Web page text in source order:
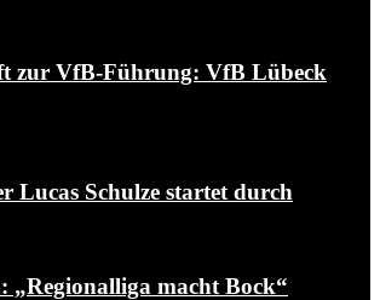
zur VfB-Führung: VfB Lübeck
Lucas Schulze startet durch
„Regionalliga macht Bock“